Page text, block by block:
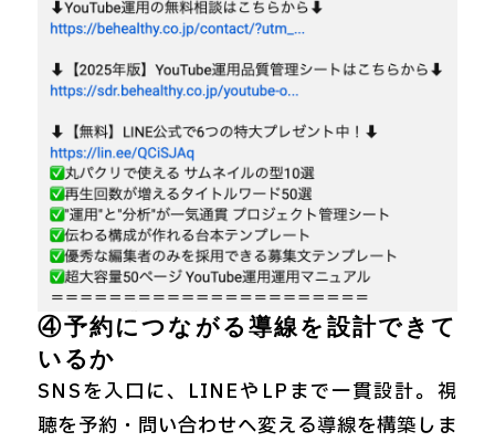
④予約につながる導線を設計できて
いるか
SNSを入口に、LINEやLPまで一貫設計。視
聴を予約・問い合わせへ変える導線を構築しま